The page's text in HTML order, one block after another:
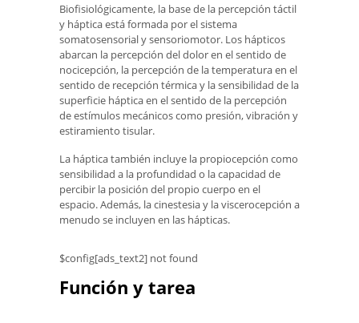
Biofisiológicamente, la base de la percepción táctil
y háptica está formada por el sistema
somatosensorial y sensoriomotor. Los hápticos
abarcan la percepción del dolor en el sentido de
nocicepción, la percepción de la temperatura en el
sentido de recepción térmica y la sensibilidad de la
superficie háptica en el sentido de la percepción
de estímulos mecánicos como presión, vibración y
estiramiento tisular.
La háptica también incluye la propiocepción como
sensibilidad a la profundidad o la capacidad de
percibir la posición del propio cuerpo en el
espacio. Además, la cinestesia y la viscerocepción a
menudo se incluyen en las hápticas.
$config[ads_text2] not found
Función y tarea